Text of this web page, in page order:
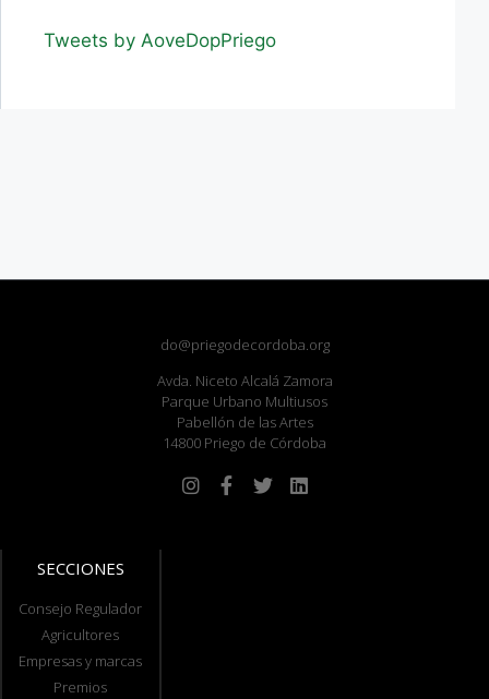
Tweets by AoveDopPriego
do@priegodecordoba.org
Avda. Niceto Alcalá Zamora
Parque Urbano Multiusos
Pabellón de las Artes
14800 Priego de Córdoba
SECCIONES
Consejo Regulador
Agricultores
Empresas y marcas
Premios